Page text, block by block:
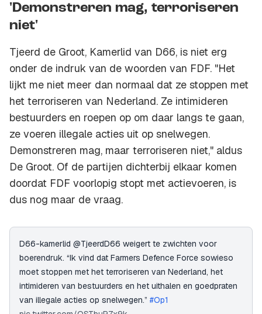
'Demonstreren mag, terroriseren
niet'
Tjeerd de Groot, Kamerlid van D66, is niet erg
onder de indruk van de woorden van FDF. "Het
lijkt me niet meer dan normaal dat ze stoppen met
het terroriseren van Nederland. Ze intimideren
bestuurders en roepen op om daar langs te gaan,
ze voeren illegale acties uit op snelwegen.
Demonstreren mag, maar terroriseren niet," aldus
De Groot. Of de partijen dichterbij elkaar komen
doordat FDF voorlopig stopt met actievoeren, is
dus nog maar de vraag.
D66-kamerlid @TjeerdD66 weigert te zwichten voor
boerendruk. “Ik vind dat Farmers Defence Force sowieso
moet stoppen met het terroriseren van Nederland, het
intimideren van bestuurders en het uithalen en goedpraten
van illegale acties op snelwegen.” #Op1